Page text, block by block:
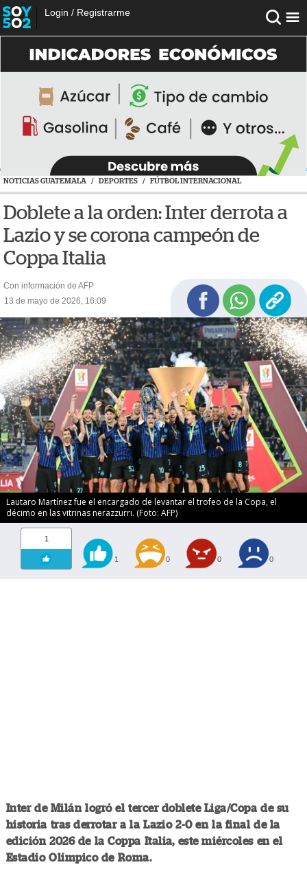
Login / Registrarme
NOTICIAS GUATEMALA / DEPORTES / FÚTBOL INTERNACIONAL
Doblete a la orden: Inter derrota a
Lazio y se corona campeón de
Coppa Italia
Con información de AFP
13 de mayo de 2026, 16:09
Lautaro Martínez fue el encargado de levantar el trofeo de la Copa, el
décimo en las vitrinas nerazzurri. (Foto: AFP)
1
1 0 0 0
Inter de Milán logró el tercer doblete Liga/Copa de su
historia tras derrotar a la Lazio 2-0 en la final de la
edición 2026 de la Coppa Italia, este miércoles en el
Estadio Olímpico de Roma.